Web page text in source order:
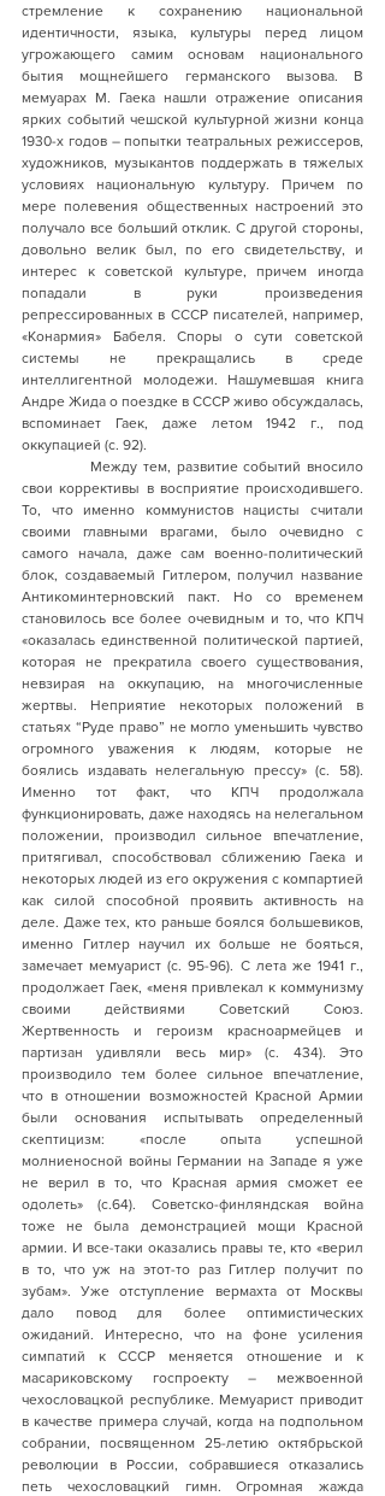
стремление к сохранению национальной
идентичности, языка, культуры перед лицом
угрожающего самим основам национального
бытия мощнейшего германского вызова. В
мемуарах М. Гаека нашли отражение описания
ярких событий чешской культурной жизни конца
1930-х годов – попытки театральных режиссеров,
художников, музыкантов поддержать в тяжелых
условиях национальную культуру. Причем по
мере полевения общественных настроений это
получало все больший отклик. С другой стороны,
довольно велик был, по его свидетельству, и
интерес к советской культуре, причем иногда
попадали в руки произведения
репрессированных в СССР писателей, например,
«Конармия» Бабеля. Споры о сути советской
системы не прекращались в среде
интеллигентной молодежи. Нашумевшая книга
Андре Жида о поездке в СССР живо обсуждалась,
вспоминает Гаек, даже летом 1942 г., под
оккупацией (с. 92).
свои коррективы в восприятие происходившего.
То, что именно коммунистов нацисты считали
своими главными врагами, было очевидно с
самого начала, даже сам военно-политический
блок, создаваемый Гитлером, получил название
Антикоминтерновский пакт. Но со временем
становилось все более очевидным и то, что КПЧ
«оказалась единственной политической партией,
которая не прекратила своего существования,
невзирая на оккупацию, на многочисленные
жертвы. Неприятие некоторых положений в
статьях “Руде право” не могло уменьшить чувство
огромного уважения к людям, которые не
боялись издавать нелегальную прессу» (с. 58).
Именно тот факт, что КПЧ продолжала
функционировать, даже находясь на нелегальном
положении, производил сильное впечатление,
притягивал, способствовал сближению Гаека и
некоторых людей из его окружения с компартией
как силой способной проявить активность на
деле. Даже тех, кто раньше боялся большевиков,
именно Гитлер научил их больше не бояться,
замечает мемуарист (с. 95-96). С лета же 1941 г.,
продолжает Гаек, «меня привлекал к коммунизму
своими действиями Советский Союз.
Жертвенность и героизм красноармейцев и
партизан удивляли весь мир» (с. 434). Это
производило тем более сильное впечатление,
что в отношении возможностей Красной Армии
были основания испытывать определенный
скептицизм: «после опыта успешной
молниеносной войны Германии на Западе я уже
не верил в то, что Красная армия сможет ее
одолеть» (с.64). Советско-финляндская война
тоже не была демонстрацией мощи Красной
армии. И все-таки оказались правы те, кто «верил
в то, что уж на этот-то раз Гитлер получит по
зубам». Уже отступление вермахта от Москвы
дало повод для более оптимистических
ожиданий. Интересно, что на фоне усиления
симпатий к СССР меняется отношение и к
масариковскому госпроекту – межвоенной
чехословацкой республике. Мемуарист приводит
в качестве примера случай, когда на подпольном
собрании, посвященном 25-летию октябрьской
революции в России, собравшиеся отказались
петь чехословацкий гимн. Огромная жажда